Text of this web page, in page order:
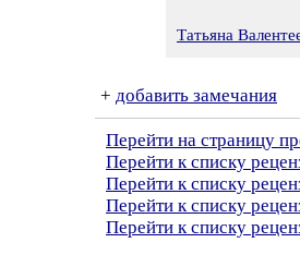
Татьяна
+ добавить замечания
Перейти на страницу
Перейти к списку
Перейти к списку
Перейти к списку
Перейти к списку